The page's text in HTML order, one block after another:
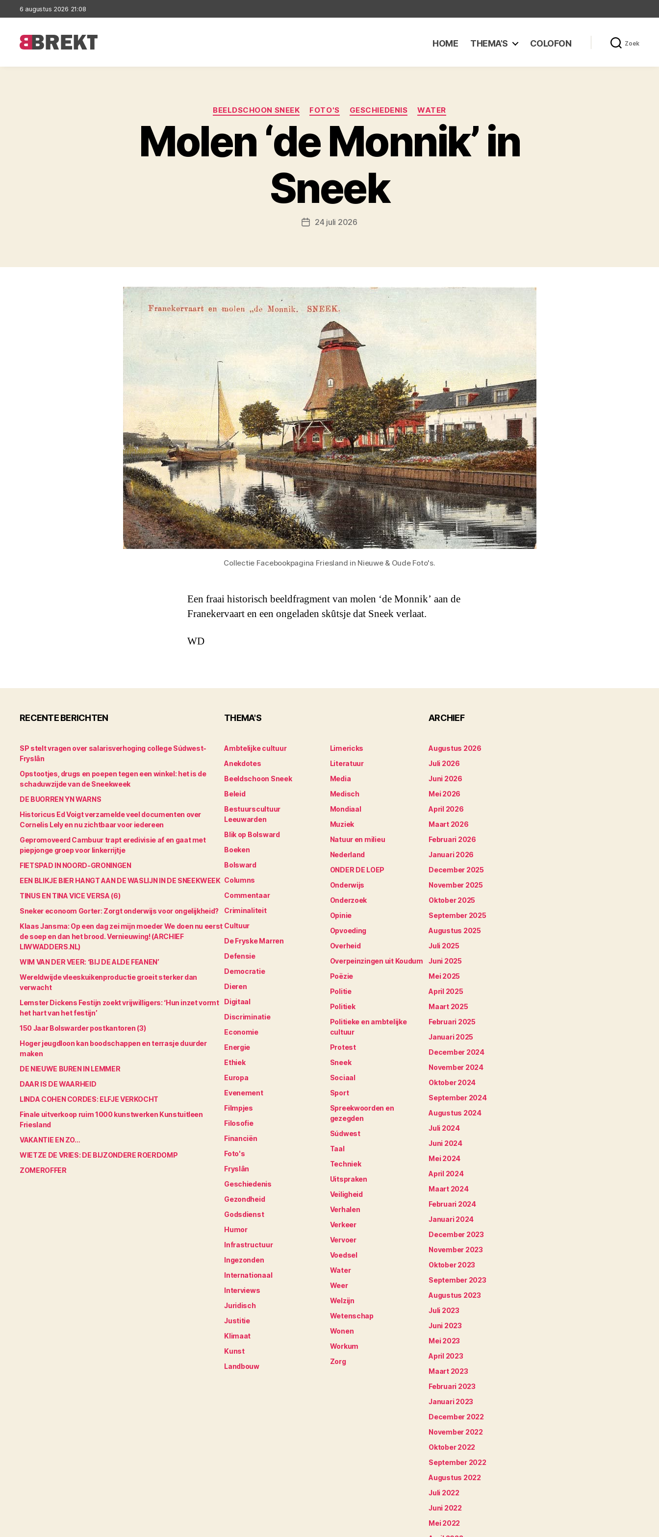
6 augustus 2026 21:08
HOME THEMA’S COLOFON Zoek
Categorieën
BEELDSCHOON SNEEK FOTO'S GESCHIEDENIS WATER
Molen ‘de Monnik’ in
Sneek
Berichtdatum
24 juli 2026
Collectie Facebookpagina Friesland in Nieuwe & Oude Foto's.
Een fraai historisch beeldfragment van molen ‘de Monnik’ aan de
Franekervaart en een ongeladen skûtsje dat Sneek verlaat.
WD
RECENTE BERICHTEN
SP stelt vragen over salarisverhoging college Súdwest-
Fryslân
Opstootjes, drugs en poepen tegen een winkel: het is de
schaduwzijde van de Sneekweek
DE BUORREN YN WARNS
Historicus Ed Voigt verzamelde veel documenten over
Cornelis Lely en nu zichtbaar voor iedereen
Gepromoveerd Cambuur trapt eredivisie af en gaat met
piepjonge groep voor linkerrijtje
FIETSPAD IN NOORD-GRONINGEN
EEN BLIKJE BIER HANGT AAN DE WASLIJN IN DE SNEEKWEEK
TINUS EN TINA VICE VERSA (6)
Sneker econoom Gorter: Zorgt onderwijs voor ongelijkheid?
Klaas Jansma: Op een dag zei mijn moeder We doen nu eerst
de soep en dan het brood. Vernieuwing! (ARCHIEF
LIWWADDERS.NL)
WIM VAN DER VEER: ‘BIJ DE ALDE FEANEN’
Wereldwijde vleeskuikenproductie groeit sterker dan
verwacht
Lemster Dickens Festijn zoekt vrijwilligers: ‘Hun inzet vormt
het hart van het festijn’
150 Jaar Bolswarder postkantoren (3)
Hoger jeugdloon kan boodschappen en terrasje duurder
maken
DE NIEUWE BUREN IN LEMMER
DAAR IS DE WAARHEID
LINDA COHEN CORDES: ELFJE VERKOCHT
Finale uitverkoop ruim 1000 kunstwerken Kunstuitleen
Friesland
VAKANTIE EN ZO…
WIETZE DE VRIES: DE BIJZONDERE ROERDOMP
ZOMEROFFER
THEMA'S
Ambtelijke cultuur
Anekdotes
Beeldschoon Sneek
Beleid
Bestuurscultuur
Leeuwarden
Blik op Bolsward
Boeken
Bolsward
Columns
Commentaar
Criminaliteit
Cultuur
De Fryske Marren
Defensie
Democratie
Dieren
Digitaal
Discriminatie
Economie
Energie
Ethiek
Europa
Evenement
Filmpjes
Filosofie
Financiën
Foto's
Fryslân
Geschiedenis
Gezondheid
Godsdienst
Humor
Infrastructuur
Ingezonden
Internationaal
Interviews
Juridisch
Justitie
Klimaat
Kunst
Landbouw
Limericks
Literatuur
Media
Medisch
Mondiaal
Muziek
Natuur en milieu
Nederland
ONDER DE LOEP
Onderwijs
Onderzoek
Opinie
Opvoeding
Overheid
Overpeinzingen uit Koudum
Poëzie
Politie
Politiek
Politieke en ambtelijke
cultuur
Protest
Sneek
Sociaal
Sport
Spreekwoorden en
gezegden
Súdwest
Taal
Techniek
Uitspraken
Veiligheid
Verhalen
Verkeer
Vervoer
Voedsel
Water
Weer
Welzijn
Wetenschap
Wonen
Workum
Zorg
ARCHIEF
Augustus 2026
Juli 2026
Juni 2026
Mei 2026
April 2026
Maart 2026
Februari 2026
Januari 2026
December 2025
November 2025
Oktober 2025
September 2025
Augustus 2025
Juli 2025
Juni 2025
Mei 2025
April 2025
Maart 2025
Februari 2025
Januari 2025
December 2024
November 2024
Oktober 2024
September 2024
Augustus 2024
Juli 2024
Juni 2024
Mei 2024
April 2024
Maart 2024
Februari 2024
Januari 2024
December 2023
November 2023
Oktober 2023
September 2023
Augustus 2023
Juli 2023
Juni 2023
Mei 2023
April 2023
Maart 2023
Februari 2023
Januari 2023
December 2022
November 2022
Oktober 2022
September 2022
Augustus 2022
Juli 2022
Juni 2022
Mei 2022